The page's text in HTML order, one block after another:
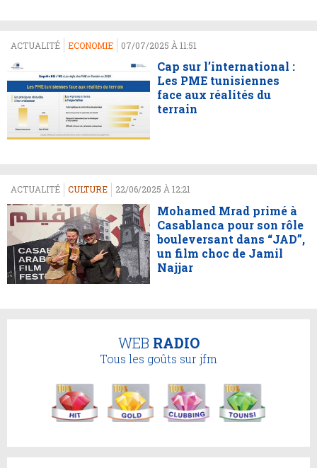
ACTUALITÉ ECONOMIE 07/07/2025 À 11:51
Cap sur l’international :
Les PME tunisiennes
face aux réalités du
terrain
ACTUALITÉ CULTURE 22/06/2025 À 12:21
Mohamed Mrad primé à
Casablanca pour son rôle
bouleversant dans “JAD”,
un film choc de Jamil
Najjar
WEB RADIO
Tous les goûts sur jfm